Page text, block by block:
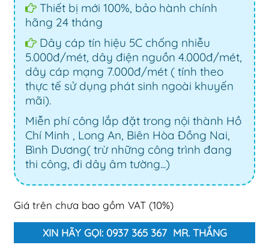
Thiết bị mới 100%, bảo hành chính
hãng 24 tháng
Dây cáp tín hiệu 5C chống nhiễu
5.000đ/mét, dây điện nguồn 4.000đ/mét,
dây cáp mạng 7.000đ/mét ( tính theo
thực tế sử dụng phát sinh ngoài khuyến
mãi).
Miễn phí công lắp đặt trong nội thành Hồ
Chí Minh , Long An, Biên Hòa Đồng Nai,
Bình Dương( trừ những công trình đang
thi công, đi dây âm tường...)
Giá trên chưa bao gồm VAT (10%)
XIN HÃY GỌI: 0937 365 367 MR. THẮNG